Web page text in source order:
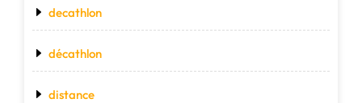
decathlon
décathlon
distance